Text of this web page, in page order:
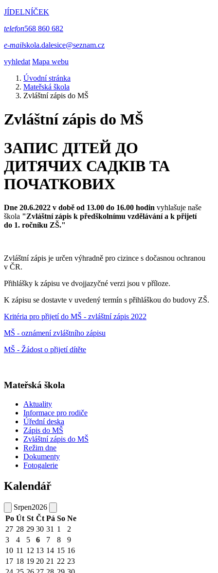
JÍDELNÍČEK
telefon568 860 682
e-mailskola.dalesice@seznam.cz
vyhledat Mapa webu
Úvodní stránka
Mateřská škola
Zvláštní zápis do MŠ
Zvláštní zápis do MŠ
ЗАПИС ДІТЕЙ ДО
ДИТЯЧИХ САДКІВ ТА
ПОЧАТКОВИХ
Dne 20.6.2022 v době od 13.00 do 16.00 hodin vyhlašuje naše
škola "Zvláštní zápis k předškolnímu vzdělávání a k přijetí
do 1. ročníku ZŠ."
Zvláštní zápis je určen výhradně pro cizince s dočasnou ochranou
v ČR.
Přihlášky k zápisu ve dvojjazyčné verzi jsou v příloze.
K zápisu se dostavte v uvedený termín s přihláškou do budovy ZŠ.
Kritéria pro přijetí do MŠ - zvláštní zápis 2022
MŠ - oznámení zvláštního zápisu
MŠ - Žádost o přijetí dítěte
Mateřská škola
Aktuality
Informace pro rodiče
Úřední deska
Zápis do MŠ
Zvláštní zápis do MŠ
Režim dne
Dokumenty
Fotogalerie
Kalendář
Srpen2026
Po Út St Čt Pá So Ne
27 28 29 30 31 1
2
3
4 5 6 7 8
9
10 11 12 13 14 15 16
17 18 19 20 21 22 23